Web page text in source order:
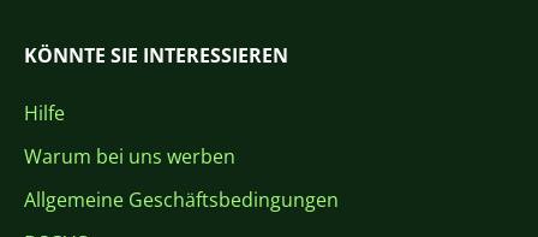
KÖNNTE SIE INTERESSIEREN
Hilfe
Warum bei uns werben
Allgemeine Geschäftsbedingungen